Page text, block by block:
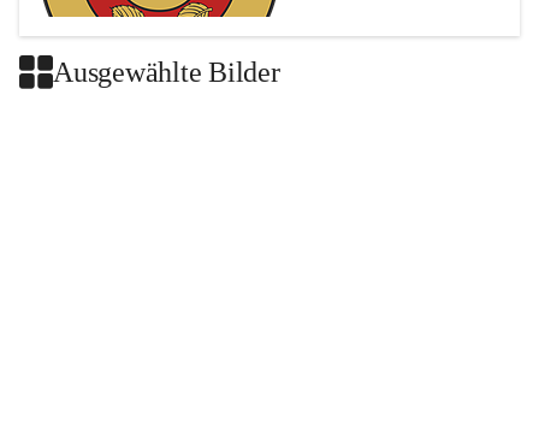
Ausgewählte Bilder